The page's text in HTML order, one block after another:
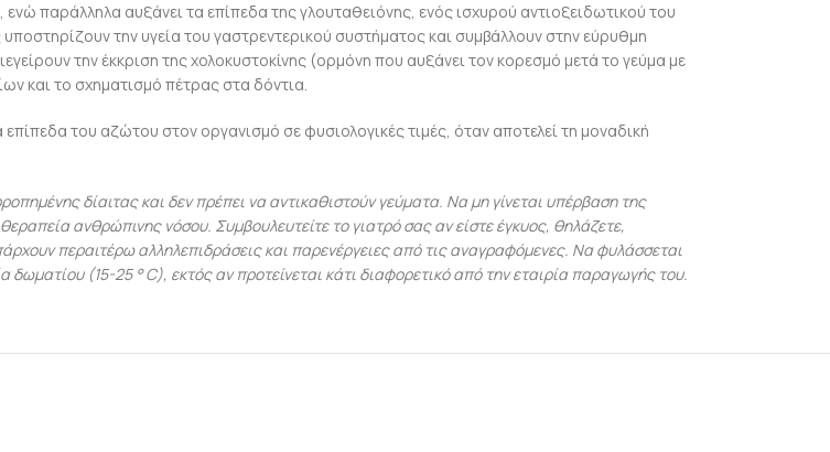
ενώ παράλληλα αυξάνει τα επίπεδα της γλουταθειόνης, ενός ισχυρού αντιοξειδωτικού του
την υγεία του γαστρεντερικού συστήματος και συμβάλλουν στην εύρυθμη
την έκκριση της χολοκυστοκίνης (ορμόνη που αυξάνει τον κορεσμό μετά το γεύμα με
και το σχηματισμό πέτρας στα δόντια.
του αζώτου στον οργανισμό σε φυσιολογικές τιμές, όταν αποτελεί τη μοναδική
δίαιτας και δεν πρέπει να αντικαθιστούν γεύματα. Να μη γίνεται υπέρβαση της
ανθρώπινης νόσου. Συμβουλευτείτε το γιατρό σας αν είστε έγκυος, θηλάζετε,
περαιτέρω αλληλεπιδράσεις και παρενέργειες από τις αναγραφόμενες. Να φυλάσσεται
(15-25 ° C), εκτός αν προτείνεται κάτι διαφορετικό από την εταιρία παραγωγής του.